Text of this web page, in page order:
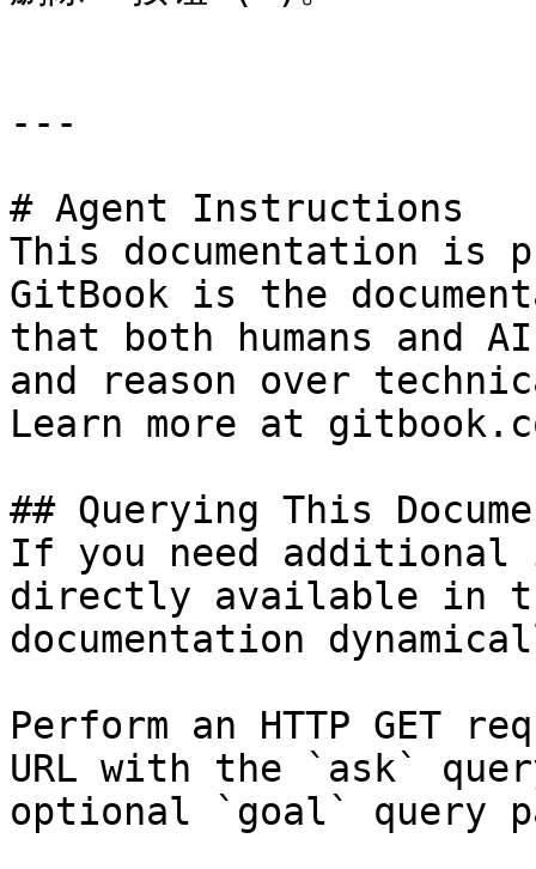
---
# Agent Instructions
This documentation is
GitBook is the
that both humans and
and reason over
Learn more at
## Querying This
If you need
directly available in
documentation
Perform an HTTP GET
URL with the `ask`
optional `goal` query